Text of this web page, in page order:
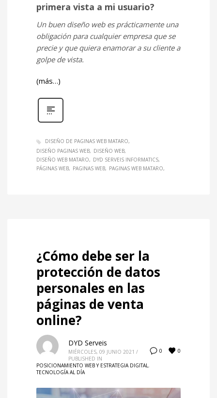
primera vista a mi usuario?
Un buen diseño web es prácticamente una
obligación para cualquier empresa que se
precie y que quiera enamorar a su cliente a
golpe de vista.
(más…)
DISEÑO DE PAGINAS WEB MATARO
DISEÑO PAGINAS WEB
DISEÑO WEB
DISEÑO WEB MATARO
DYD SERVEIS INFORMATICS
PÁGINAS WEB
PAGINAS WEB PAGINAS WEB MATARO
¿Cómo debe ser la
protección de datos
personales en las
páginas de venta
online?
0 0
DYD Serveis
MIÉRCOLES, 09 JUNIO 2021 /
PUBLISHED IN
POSICIONAMIENTO WEB Y ESTRATEGIA DIGITAL ,
TECNOLOGÍA AL DÍA